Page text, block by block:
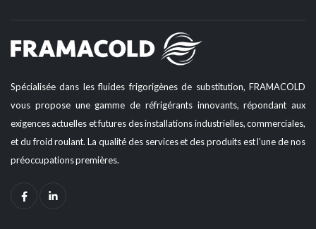
Spécialisée dans les fluides frigorigènes de substitution, FRAMACOLD
vous propose une gamme de réfrigérants innovants, répondant aux
exigences actuelles et futures des installations industrielles, commerciales,
et du froid roulant. La qualité des services et des produits est l’une de nos
préoccupations premières.